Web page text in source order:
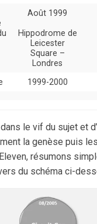
Août 1999
Hippodrome de
Leicester
Square –
Londres
1999-2000
le vif du sujet et
la genèse puis
résumons
du schéma ci-